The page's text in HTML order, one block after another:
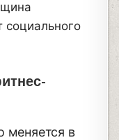
социального
меняется в